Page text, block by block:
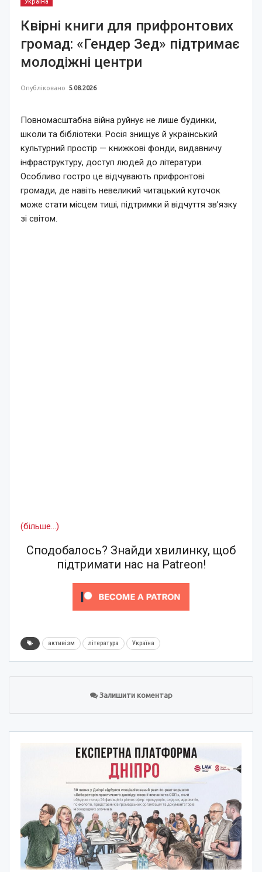
Квірні книги для прифронтових
громад: «Гендер Зед» підтримає
молодіжні центри
Опубліковано 5.08.2026
Повномасштабна війна руйнує не лише будинки,
школи та бібліотеки. Росія знищує й український
культурний простір — книжкові фонди, видавничу
інфраструктуру, доступ людей до літератури.
Особливо гостро це відчувають прифронтові
громади, де навіть невеликий читацький куточок
може стати місцем тиші, підтримки й відчуття зв’язку
зі світом.
(більше…)
Сподобалось? Знайди хвилинку, щоб
підтримати нас на Patreon!
активізм література Україна
Залишити коментар